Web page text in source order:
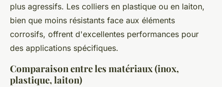
plus agressifs. Les colliers en plastique ou en laiton,
bien que moins résistants face aux éléments
corrosifs, offrent d'excellentes performances pour
des applications spécifiques.
Comparaison entre les matériaux (inox,
plastique, laiton)